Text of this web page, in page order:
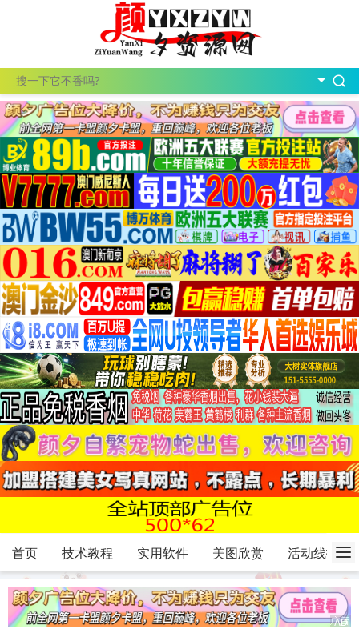
首页 技术教程 实用软件 美图欣赏 活动线报